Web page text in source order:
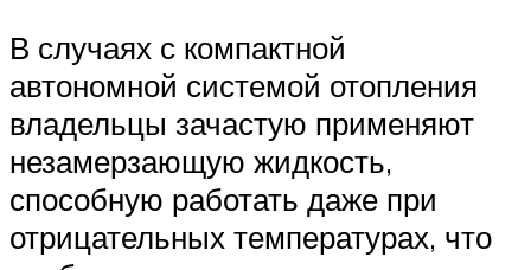
В случаях с компактной
автономной системой отопления
владельцы зачастую применяют
незамерзающую жидкость,
способную работать даже при
отрицательных температурах, что